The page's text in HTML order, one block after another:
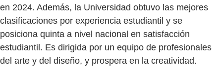
en 2024. Además, la Universidad obtuvo las mejores
clasificaciones por experiencia estudiantil y se
posiciona quinta a nivel nacional en satisfacción
estudiantil. Es dirigida por un equipo de profesionales
del arte y del diseño, y prospera en la creatividad.